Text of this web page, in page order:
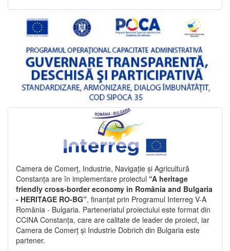
Camera de Comerț, Industrie, Navigație și Agricultură
Constanța are în implementare proiectul “A heritage
friendly cross-border economy in România and Bulgaria
- HERITAGE RO-BG”, finanțat prin Programul Interreg V-A
România - Bulgaria. Parteneriatul proiectului este format din
CCINA Constanța, care are calitate de leader de proiect, iar
Camera de Comerț și Industrie Dobrich din Bulgaria este
partener.